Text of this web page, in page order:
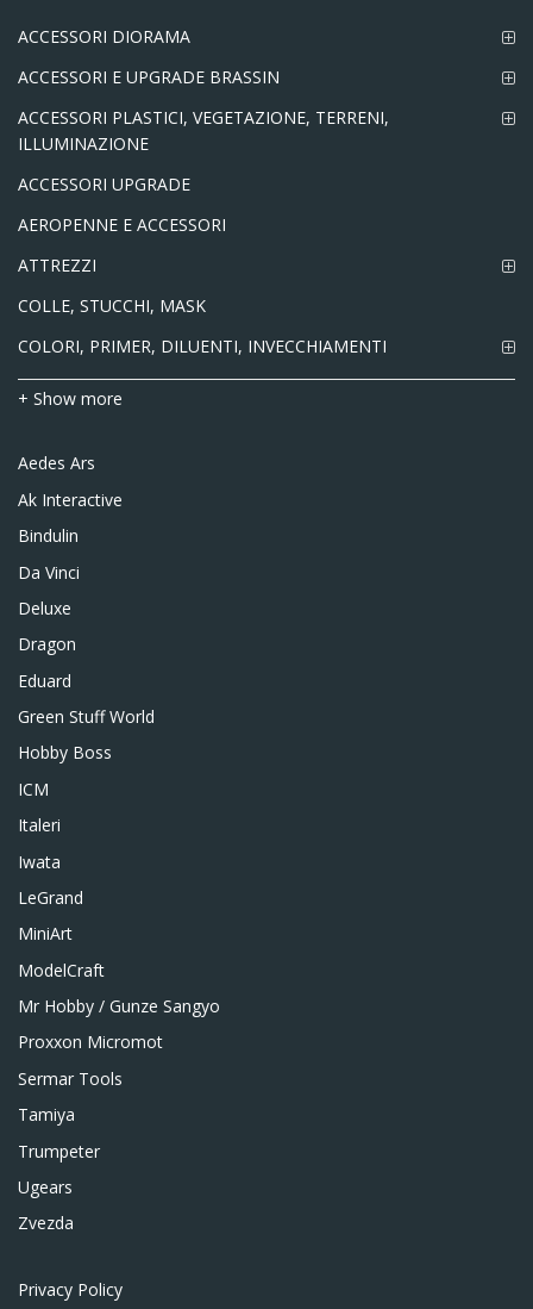
ACCESSORI DIORAMA
ACCESSORI E UPGRADE BRASSIN
ACCESSORI PLASTICI, VEGETAZIONE, TERRENI,
ILLUMINAZIONE
ACCESSORI UPGRADE
AEROPENNE E ACCESSORI
ATTREZZI
COLLE, STUCCHI, MASK
COLORI, PRIMER, DILUENTI, INVECCHIAMENTI
+ Show more
Aedes Ars
Ak Interactive
Bindulin
Da Vinci
Deluxe
Dragon
Eduard
Green Stuff World
Hobby Boss
ICM
Italeri
Iwata
LeGrand
MiniArt
ModelCraft
Mr Hobby / Gunze Sangyo
Proxxon Micromot
Sermar Tools
Tamiya
Trumpeter
Ugears
Zvezda
Privacy Policy